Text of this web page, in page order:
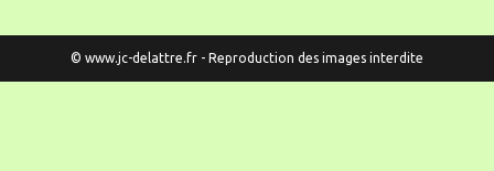
© www.jc-delattre.fr - Reproduction des images interdite